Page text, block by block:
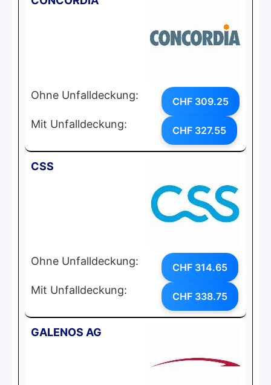
Ohne Unfalldeckung: CHF 309.25
Mit Unfalldeckung: CHF 327.55
CSS
Ohne Unfalldeckung: CHF 314.65
Mit Unfalldeckung: CHF 338.75
GALENOS AG